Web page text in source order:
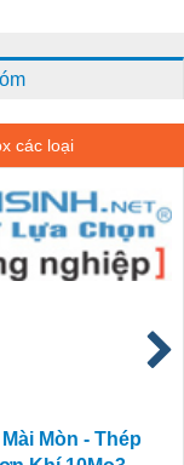
các loại
Mòn - Thép